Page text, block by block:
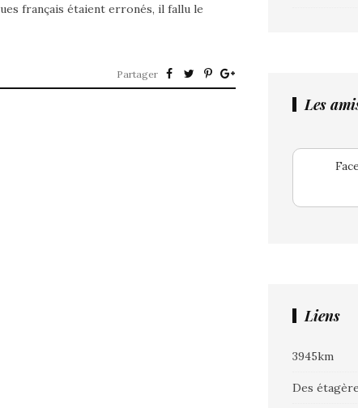
français étaient erronés, il fallu le
Partager
Les
Liens
3945km
Des